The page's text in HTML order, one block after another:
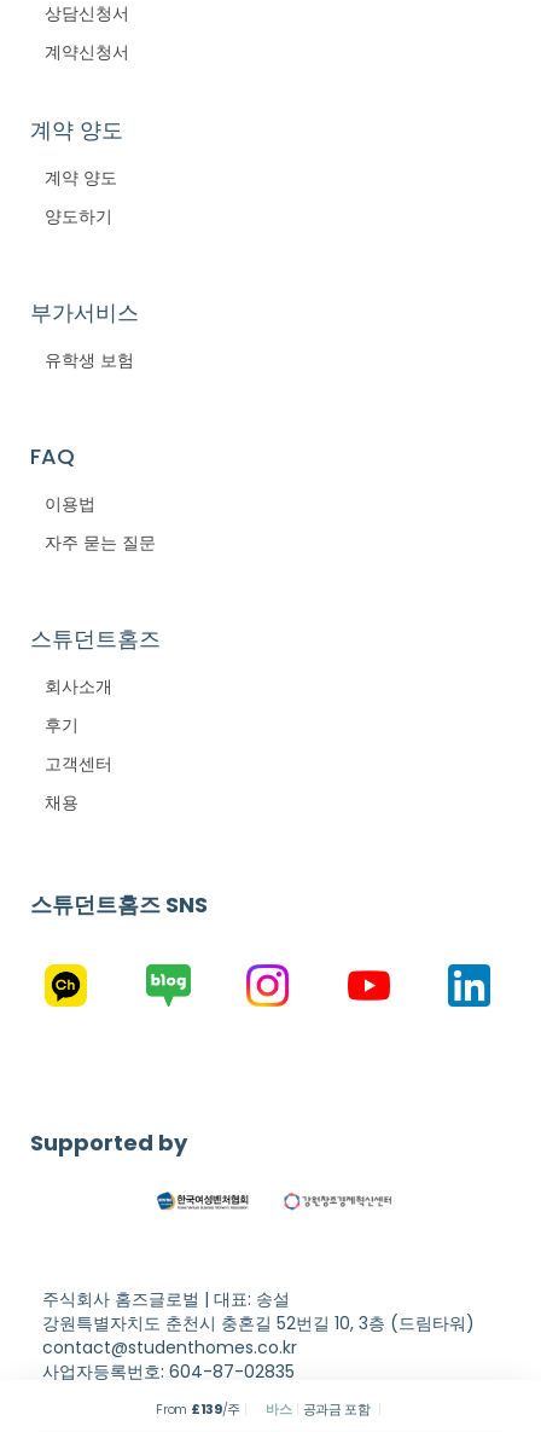
From £139/주 바스 공과금 포함
상담신청서
계약신청서
계약 양도
계약 양도
양도하기
부가서비스
유학생 보험
FAQ
이용법
자주 묻는 질문
스튜던트홈즈
회사소개
후기
고객센터
채용
스튜던트홈즈 SNS
Supported by
주식회사 홈즈글로벌 | 대표: 송설
강원특별자치도 춘천시 충혼길 52번길 10, 3층 (드림타워)
contact@studenthomes.co.kr
사업자등록번호: 604-87-02835
Copyright © Student Homes. All rights reserved.